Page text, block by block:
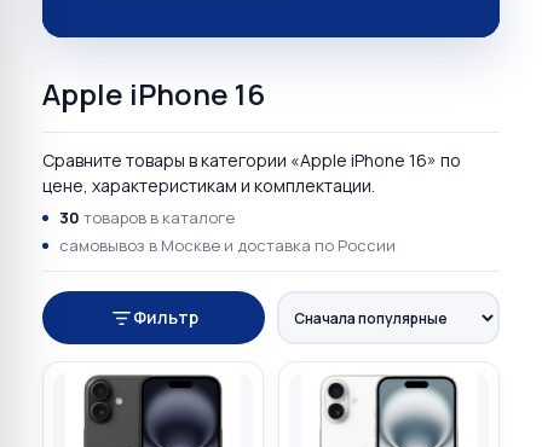
Apple iPhone 16
Сравните товары в категории «Apple iPhone 16» по
цене, характеристикам и комплектации.
30 товаров в каталоге
самовывоз в Москве и доставка по России
Фильтр